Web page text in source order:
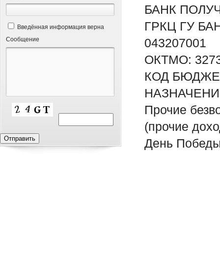
Введённая информация верна
Сообщение
БАНК
ГРКЦ ГУ
043207001
ОКТМО:
КОД
Прочие
(прочие
День